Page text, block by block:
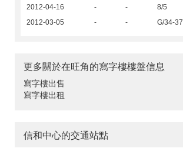
2012-04-16 - - 8/5
2012-03-05 - - G/34-37
更多關於在旺角的寫字樓樓盤信息
寫字樓出售
寫字樓出租
信和中心的交通站點